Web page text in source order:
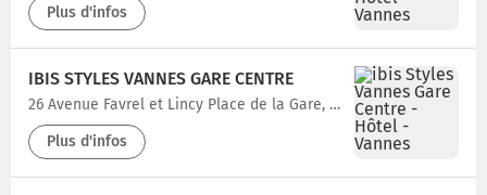
Plus d'infos
IBIS STYLES VANNES GARE CENTRE
26 Avenue Favrel et Lincy Place de la Gare, 56000 VANNES
Plus d'infos